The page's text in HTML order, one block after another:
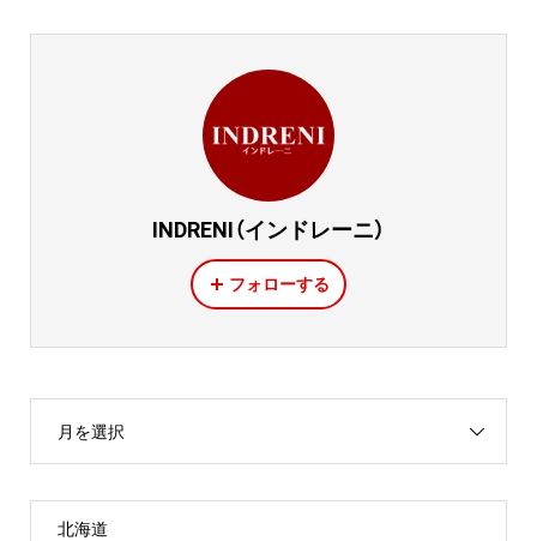
INDRENI（インドレーニ）
フォローする
月を選択
北海道